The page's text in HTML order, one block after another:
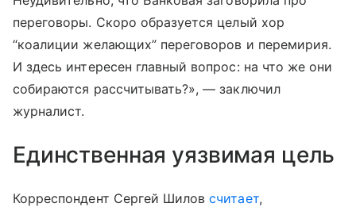
переговоры. Скоро образуется целый хор
“коалиции желающих” переговоров и перемирия.
И здесь интересен главный вопрос: на что же они
собираются рассчитывать?», — заключил
журналист.
Единственная уязвимая цель
Корреспондент Сергей Шиловсчитает,